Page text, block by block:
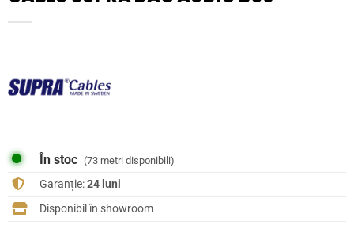
În stoc (73 metri disponibili)
Garanție:24 luni
Disponibil în showroom